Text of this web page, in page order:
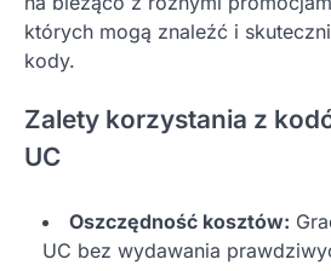
których mogą znaleźć i
kody.
Zalety korzystania z
UC
Oszczędność kosztów:
UC bez wydawania